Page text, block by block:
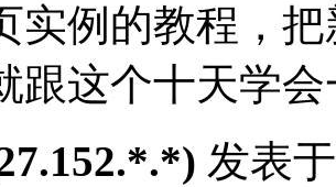
实例的教程，
跟这个十天学
发表